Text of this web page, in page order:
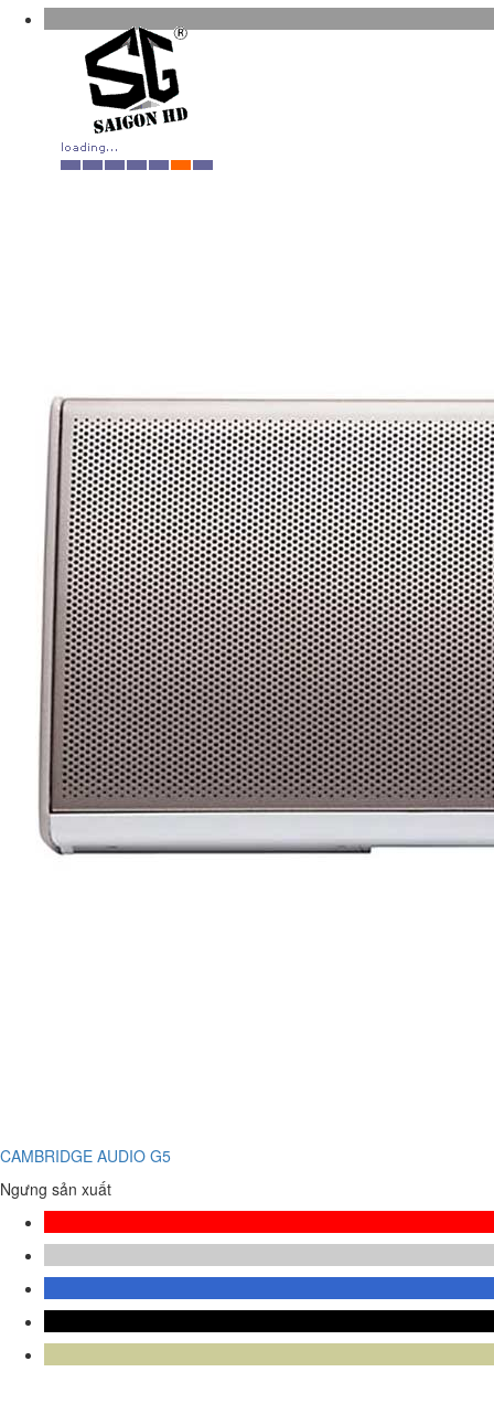
CAMBRIDGE AUDIO G5
Ngưng sản xuất